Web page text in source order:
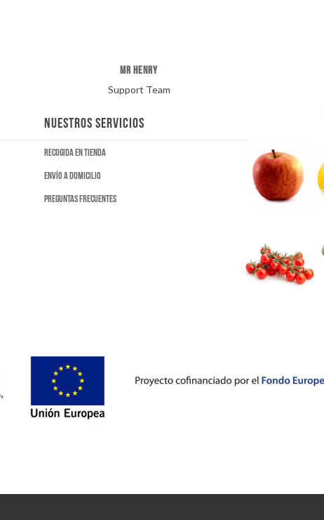
MR HENRY
Support Team
NUESTROS SERVICIOS
Recogida en tienda
Envío a domicilio
Preguntas frecuentes